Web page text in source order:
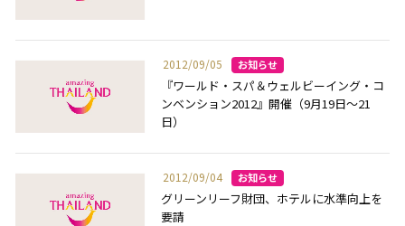
2012/09/05
『ワールド・スパ＆ウェルビーイング・コ
ンベンション2012』開催（9月19日～21
日）
2012/09/04
グリーンリーフ財団、ホテルに水準向上を
要請